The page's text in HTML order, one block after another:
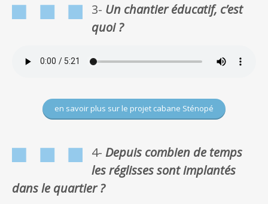
3- Un chantier éducatif, c’est
quoi ?
en savoir plus sur le projet cabane Sténopé
4- Depuis combien de temps
les réglisses sont implantés
dans le quartier ?